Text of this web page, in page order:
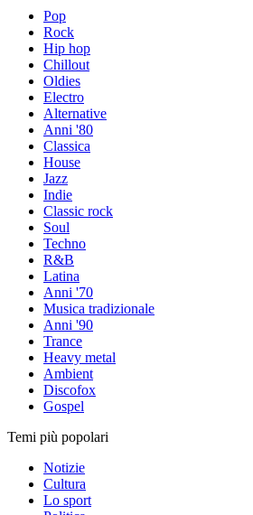
Pop
Rock
Hip hop
Chillout
Oldies
Electro
Alternative
Anni '80
Classica
House
Jazz
Indie
Classic rock
Soul
Techno
R&B
Latina
Anni '70
Musica tradizionale
Anni '90
Trance
Heavy metal
Ambient
Discofox
Gospel
Temi più popolari
Notizie
Cultura
Lo sport